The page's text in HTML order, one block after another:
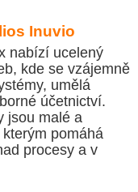
Inuvio
nabízí ucelený
kde se vzájemně
umělá
účetnictví.
jsou malé a
pomáhá
procesy a v